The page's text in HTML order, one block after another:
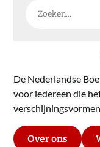
De Nederlandse
voor iedereen die
Over ons